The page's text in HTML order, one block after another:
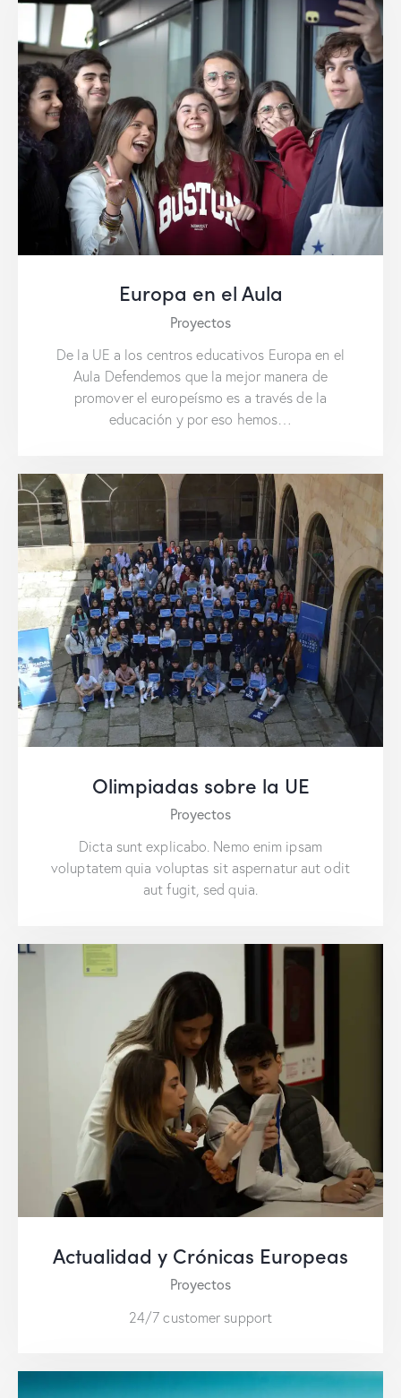
Europa en el Aula
Proyectos
De la UE a los centros educativos Europa en el
Aula Defendemos que la mejor manera de
promover el europeísmo es a través de la
educación y por eso hemos…
Olimpiadas sobre la UE
Proyectos
Dicta sunt explicabo. Nemo enim ipsam
voluptatem quia voluptas sit aspernatur aut odit
aut fugit, sed quia.
Actualidad y Crónicas Europeas
Proyectos
24/7 customer support